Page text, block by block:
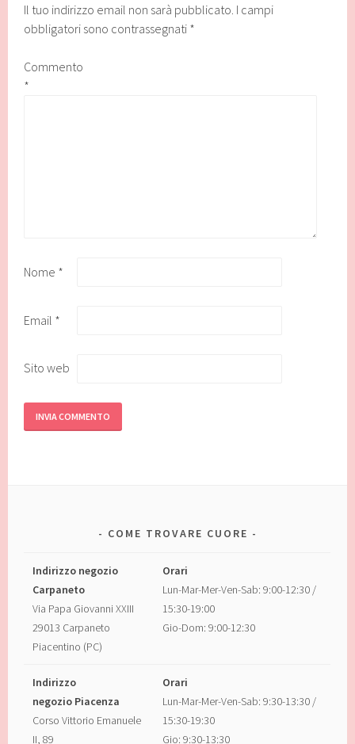
Il tuo indirizzo email non sarà pubblicato. I campi
obbligatori sono contrassegnati *
Commento
*
Nome *
Email *
Sito web
COME TROVARE CUORE
Indirizzo negozio
Carpaneto
Via Papa Giovanni XXIII
29013 Carpaneto
Piacentino (PC)
Orari
Lun-Mar-Mer-Ven-Sab: 9:00-12:30 /
15:30-19:00
Gio-Dom: 9:00-12:30
Indirizzo
negozio Piacenza
Corso Vittorio Emanuele
II, 89
Orari
Lun-Mar-Mer-Ven-Sab: 9:30-13:30 /
15:30-19:30
Gio: 9:30-13:30